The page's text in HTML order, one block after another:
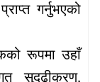
प्राप्त गर्नुभएको
रूपमा उहाँ
सुदृढीकरण,